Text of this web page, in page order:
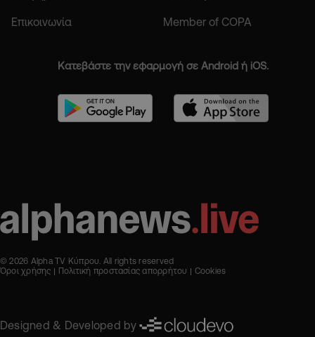
Επικοινωνία Member of COPA
Κατεβάστε την εφαρμογή σε Android ή iOS.
© 2026 Alpha TV Κύπρου. All rights reserved
Όροι χρήσης
Πολιτική προστασίας απορρήτου Cookies
Designed & Developed by